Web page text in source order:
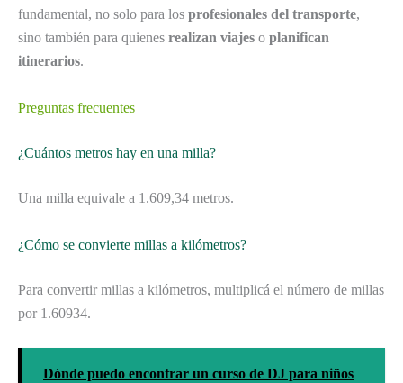
fundamental, no solo para los profesionales del transporte,
sino también para quienes realizan viajes o planifican
itinerarios.
Preguntas frecuentes
¿Cuántos metros hay en una milla?
Una milla equivale a 1.609,34 metros.
¿Cómo se convierte millas a kilómetros?
Para convertir millas a kilómetros, multiplicá el número de millas
por 1.60934.
Dónde puedo encontrar un curso de DJ para niños